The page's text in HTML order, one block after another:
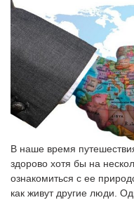
В наше время
здорово хотя бы на
ознакомиться с ее
как живут другие люди.